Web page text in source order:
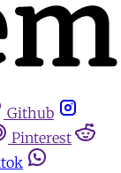
Github
Pinterest